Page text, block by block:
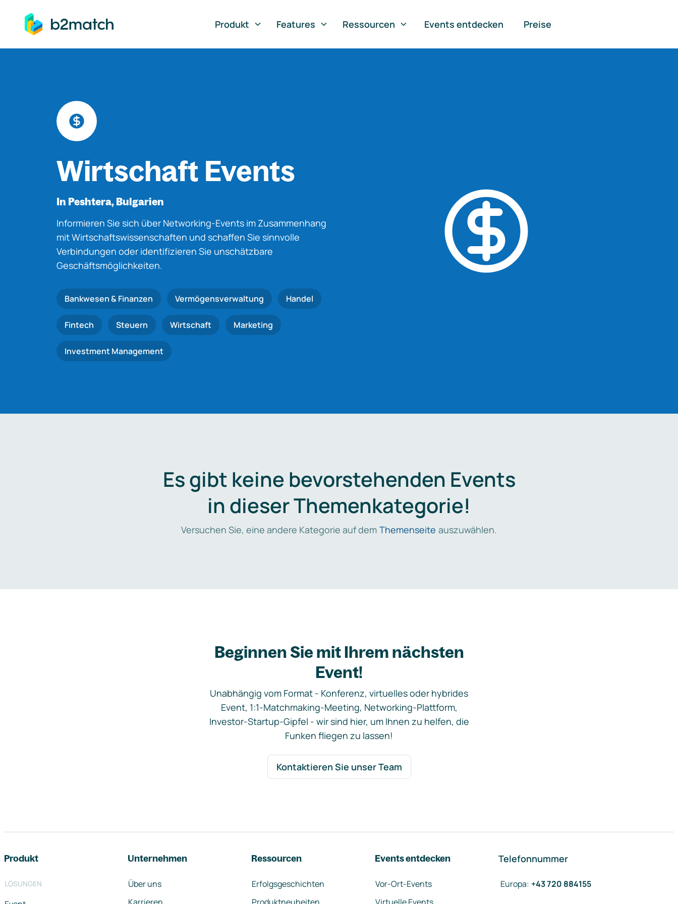
springen
Produkt
Features Ressourcen Events entdecken Preise
Wirtschaft Events
In Peshtera, Bulgarien
Informieren Sie sich über Networking-Events im Zusammenhang
mit Wirtschaftswissenschaften und schaffen Sie sinnvolle
Verbindungen oder identifizieren Sie unschätzbare
Geschäftsmöglichkeiten.
Bankwesen & Finanzen Vermögensverwaltung Handel
Fintech Steuern Wirtschaft Marketing
Investment Management
Es gibt keine bevorstehenden Events
in dieser Themenkategorie!
Versuchen Sie, eine andere Kategorie auf dem Themenseite auszuwählen.
Beginnen Sie mit Ihrem nächsten
Event!
Unabhängig vom Format - Konferenz, virtuelles oder hybrides
Event, 1:1-Matchmaking-Meeting, Networking-Plattform,
Investor-Startup-Gipfel - wir sind hier, um Ihnen zu helfen, die
Funken fliegen zu lassen!
Kontaktieren Sie unser Team
Produkt
LÖSUNGEN
Unternehmen
Über uns
Ressourcen
Erfolgsgeschichten
Events entdecken
Vor-Ort-Events
Telefonnummer
Europa: +43 720 884155